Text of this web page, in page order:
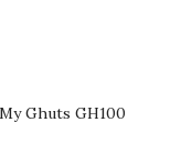
Ghuts GH100